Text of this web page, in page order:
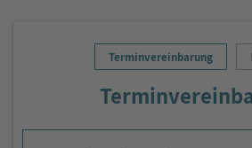
Terminvereinbarung